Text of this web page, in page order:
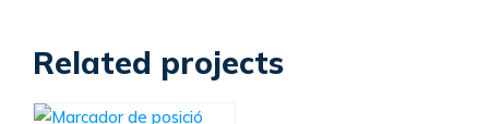
Related projects